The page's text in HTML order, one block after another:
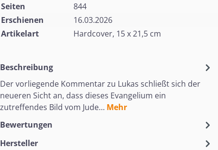
Seiten
844
Erschienen
16.03.2026
Artikelart
Hardcover, 15 x 21,5 cm
Beschreibung
Der vorliegende Kommentar zu Lukas schließt sich der
neueren Sicht an, dass dieses Evangelium ein
zutreffendes Bild vom Jude… Mehr
Bewertungen
Hersteller